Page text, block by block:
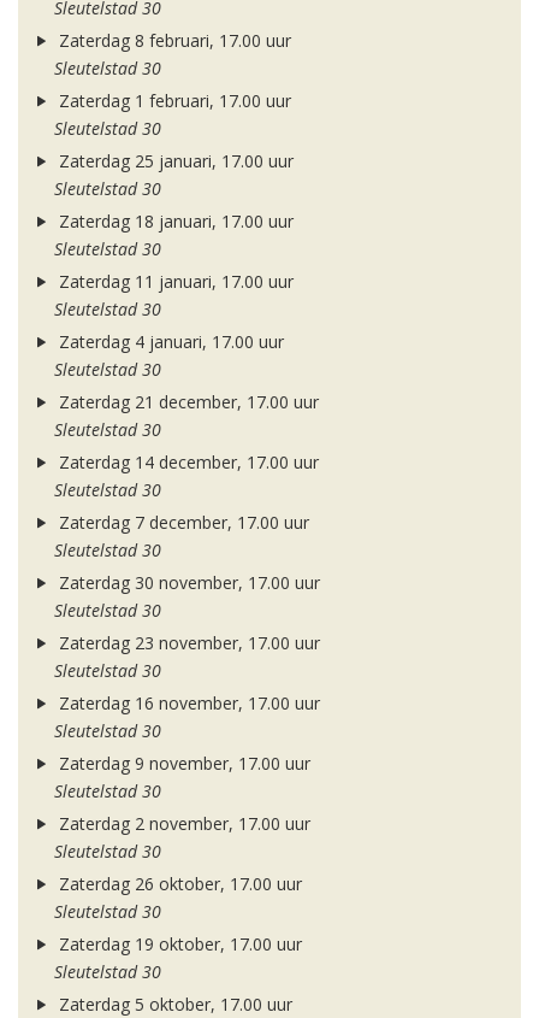
Sleutelstad 30
Zaterdag 8 februari, 17.00 uur
Sleutelstad 30
Zaterdag 1 februari, 17.00 uur
Sleutelstad 30
Zaterdag 25 januari, 17.00 uur
Sleutelstad 30
Zaterdag 18 januari, 17.00 uur
Sleutelstad 30
Zaterdag 11 januari, 17.00 uur
Sleutelstad 30
Zaterdag 4 januari, 17.00 uur
Sleutelstad 30
Zaterdag 21 december, 17.00 uur
Sleutelstad 30
Zaterdag 14 december, 17.00 uur
Sleutelstad 30
Zaterdag 7 december, 17.00 uur
Sleutelstad 30
Zaterdag 30 november, 17.00 uur
Sleutelstad 30
Zaterdag 23 november, 17.00 uur
Sleutelstad 30
Zaterdag 16 november, 17.00 uur
Sleutelstad 30
Zaterdag 9 november, 17.00 uur
Sleutelstad 30
Zaterdag 2 november, 17.00 uur
Sleutelstad 30
Zaterdag 26 oktober, 17.00 uur
Sleutelstad 30
Zaterdag 19 oktober, 17.00 uur
Sleutelstad 30
Zaterdag 5 oktober, 17.00 uur